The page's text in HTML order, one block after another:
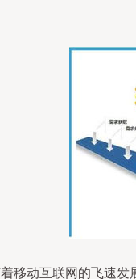
移动互联网的飞速发